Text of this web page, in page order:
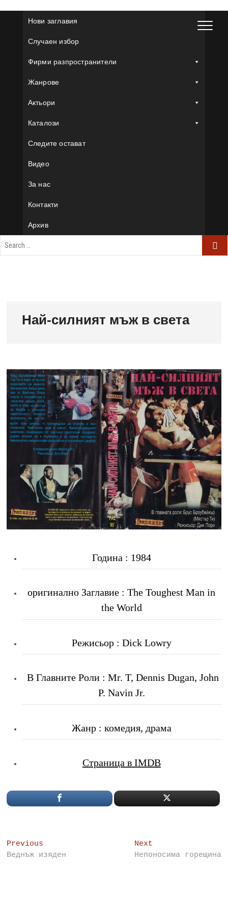
Нови заглавия
Случаен избор
Фирми разпространители
Жанрове
Актьори
Каталози
Следите остават
Видео
За нас
Контакти
Архив
Най-силният мъж в света
Година : 1984
оригинално Заглавие : The Toughest Man in
the World
Режисьор : Dick Lowry
В Главните Роли: Mr. T, Dennis Dugan, John
P. Navin Jr.
Жанр : комедия, драма
Страница в IMDB
Post
navigation
Previous
post:
Веднъж изяден
NextNext
post:
Непоносима горещина